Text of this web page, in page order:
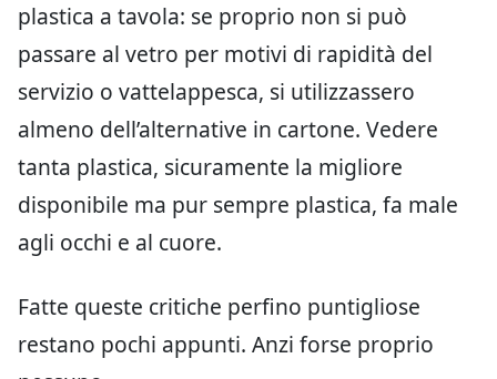
plastica a tavola: se proprio non si può
passare al vetro per motivi di rapidità del
servizio o vattelappesca, si utilizzassero
almeno dell’alternative in cartone. Vedere
tanta plastica, sicuramente la migliore
disponibile ma pur sempre plastica, fa male
agli occhi e al cuore.
Fatte queste critiche perfino puntigliose
restano pochi appunti. Anzi forse proprio